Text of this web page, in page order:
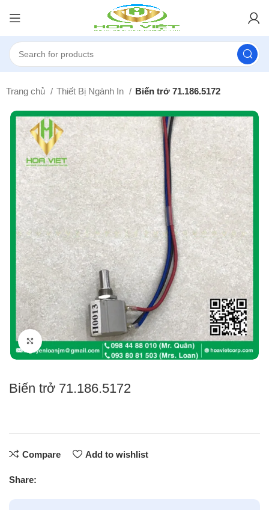
Trang chủ Thiết Bị Ngành In Biến trở 71.186.5172
Click to enlarge
Biến trở 71.186.5172
Compare Add to wishlist
Share: